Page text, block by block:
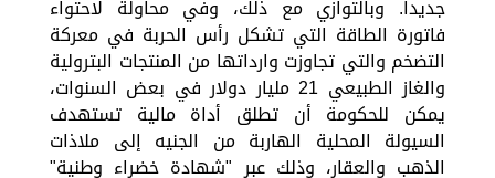
جديداً. وبالتوازي مع ذلك، وفي محاولة لاحتواء
فاتورة الطاقة التي تشكل رأس الحربة في معركة
التضخم والتي تجاوزت وارداتها من المنتجات البترولية
والغاز الطبيعي 21 مليار دولار في بعض السنوات،
يمكن للحكومة أن تطلق أداة مالية تستهدف
السيولة المحلية الهاربة من الجنيه إلى ملاذات
الذهب والعقار، وذلك عبر "شهادة خضراء وطنية"